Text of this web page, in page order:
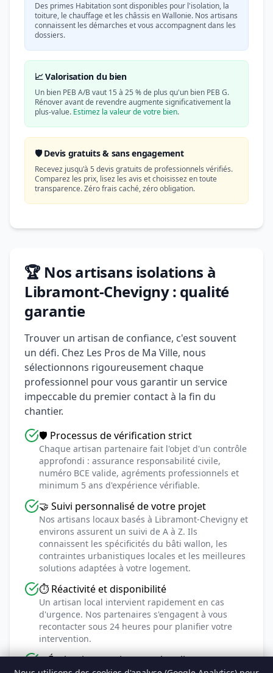
Des primes Habitation sont disponibles pour l'isolation, la
toiture, le chauffage et les châssis en Wallonie. Nos artisans
connaissent les démarches et vous accompagnent dans les
dossiers.
📈 Valorisation du bien
Un bien PEB A/B vaut 15 à 25 % de plus qu'un bien PEB G.
Rénover avant de revendre augmente significativement la
plus-value. Estimez la valeur de votre bien.
🛡️ Devis gratuits & sans engagement
Recevez jusqu'à 5 devis gratuits de professionnels vérifiés.
Comparez les prix, lisez les avis et choisissez en toute
transparence. Zéro frais caché, zéro obligation.
🏆 Nos artisans isolations à
Libramont-Chevigny : qualité
garantie
Trouver un artisan de confiance, c'est souvent
un défi. Chez Les Pros de Ma Ville, nous
sélectionnons rigoureusement chaque
professionnel pour vous garantir un service
impeccable du premier contact à la fin du
chantier.
🛡️ Processus de vérification strict
Chaque artisan partenaire fait l'objet d'un contrôle
approfondi : assurance responsabilité civile,
numéro BCE valide, agréments professionnels et
minimum 5 ans d'expérience vérifiable.
🤝 Suivi personnalisé de votre projet
Nos artisans locaux basés à Libramont-Chevigny et
environs assurent un suivi de A à Z. Ils
connaissent les spécificités du bâti wallon, les
contraintes urbanistiques locales et les meilleures
solutions adaptées à votre logement.
⏱️ Réactivité et disponibilité
Un artisan local intervient rapidement en cas
d'urgence. Nos partenaires s'engagent à vous
recontacter sous 24 heures pour planifier votre
intervention.
⭐ Évaluation continue par les clients